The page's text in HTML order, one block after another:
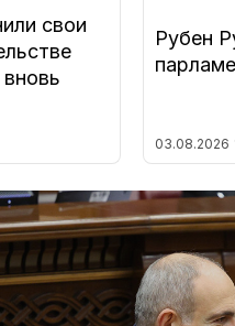
свои
Рубен
03.08.2026